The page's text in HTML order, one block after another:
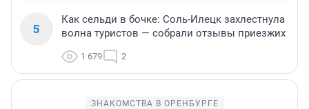
5
Как сельди в бочке: Соль-Илецк захлестнула
волна туристов — собрали отзывы приезжих
1 679 2
ЗНАКОМСТВА В ОРЕНБУРГЕ